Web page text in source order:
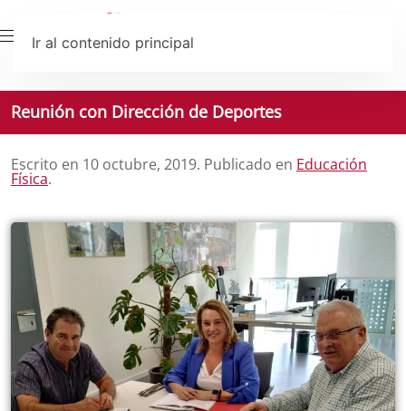
Ir al contenido principal
Reunión con Dirección de Deportes
Escrito en 10 octubre, 2019. Publicado en Educación
Física.